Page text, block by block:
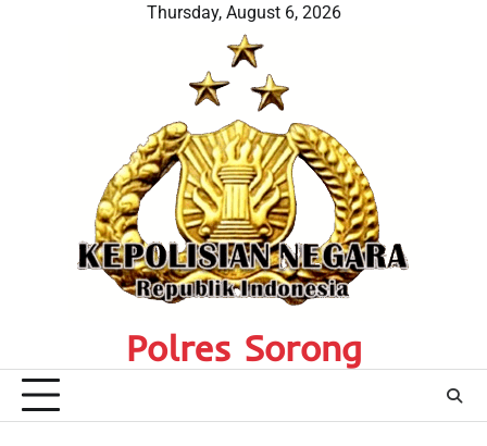
Thursday, August 6, 2026
Polres Sorong